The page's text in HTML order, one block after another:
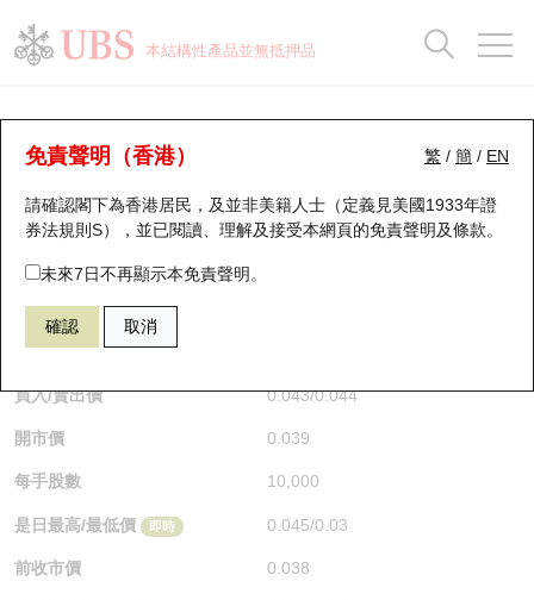
本結構性產品並無抵押品
繁 / 簡 / EN
免責聲明（香港）
請確認閣下為香港居民，及並非美籍人士（定義見美國1933年證
券法規則S），並已閱讀、理解及接受本網頁的免責聲明及條款。
未來7日不再顯示本免責聲明。
確認 取消
牛熊證分析儀
表現 街貨統計 比較
67438 瑞銀牛證 HSI 恒生指數
$0.044 0.006
買入/賣出價 0.043/0.044
開市價 0.039
每手股數 10,000
是日最高/最低價 即時 0.045/0.03
前收市價 0.038
瑞銀認股證一覽
新發行瑞銀認股證
即將到期認股證
認股證到期結算價查詢
認股證分析儀
認股證速算機
認股證/牛熊證日誌
街貨統計
比較
牛熊全景快搜
牛熊證搜尋
牛熊證街貨分佈圖
正股牛熊證列表
新發行瑞銀牛熊證
已收回牛熊證剩餘價值
牛熊證到期結算價查詢
街貨統計
比較
十大升幅/跌幅
十大認股證成交分佈
十天股證佔大市成交
資金流
街貨統計
三十大平均引伸波幅
正股分析儀
二十大活躍股份
恒指成份股
國指成份股
科指成份股
相關資產沽空
中資ETFs溢價比較
持股比重
顯示所有持股比重
每月輪證大市專題
輪證專欄
講座及教育短片
認股證投資者教育
牛熊證投資者教育
認股證牛熊證常問問題